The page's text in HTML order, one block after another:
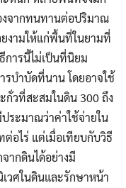
งจากทนทานต่อปริมาณ
งามให้แก่พื้นที่ในยามที่
การนี้ไม่เป็นที่นิยม
รบำบัดที่นาน โดยอาจใช้
กั่วที่สะสมในดิน 300 ถึง
ระมาณว่าค่าใช้จ่ายใน
อไร่ แต่เมื่อเทียบกับวิธี
ากดินได้อย่างมี
วศในดินและรักษาหน้า